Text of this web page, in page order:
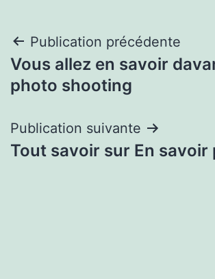
Navigation
de
Publication précédente
Vous allez en savoir
photo shooting
Publication suivante
Tout savoir sur En savoir